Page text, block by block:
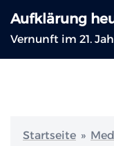
Inhalt
springen
Aufklärung
Vernunft im 21.
Startseite »